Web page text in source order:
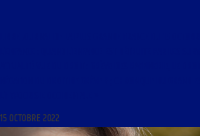
15 OCTOBRE 2022